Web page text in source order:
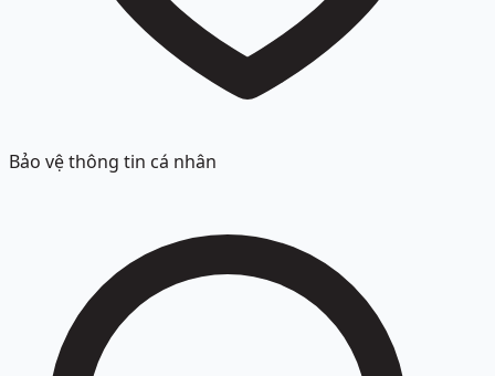
Bảo vệ thông tin cá nhân